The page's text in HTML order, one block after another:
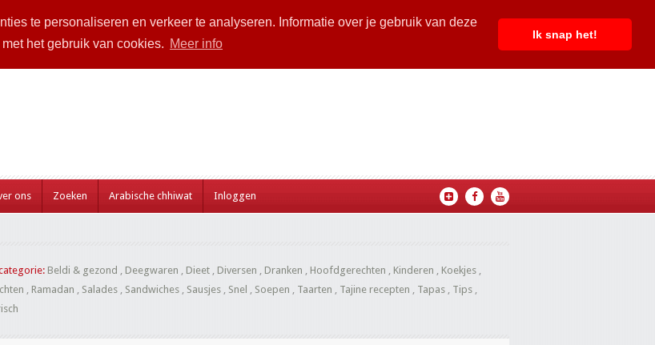
te personaliseren en verkeer te analyseren. Informatie over je gebruik van deze
het gebruik van cookies. Meer info
Ik snap het!
ons Zoeken Arabische chhiwat Inloggen
Beldi & gezond , Deegwaren , Dieet , Diversen , Dranken , Hoofdgerechten , Kinderen , Koekjes ,
, Ramadan , Salades , Sandwiches , Sausjes , Snel , Soepen , Taarten , Tajine recepten , Tapas , Tips ,